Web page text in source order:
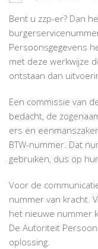
Bent u zzp-er? Dan
Persoonsgegevens
met deze werkwijze
ontstaan dan
Een commissie van
bedacht, de
ers en
BTW-nummer. Dat
gebruiken, dus op
Voor de
nummer van kracht.
het nieuwe nummer
De Autoriteit
oplossing.